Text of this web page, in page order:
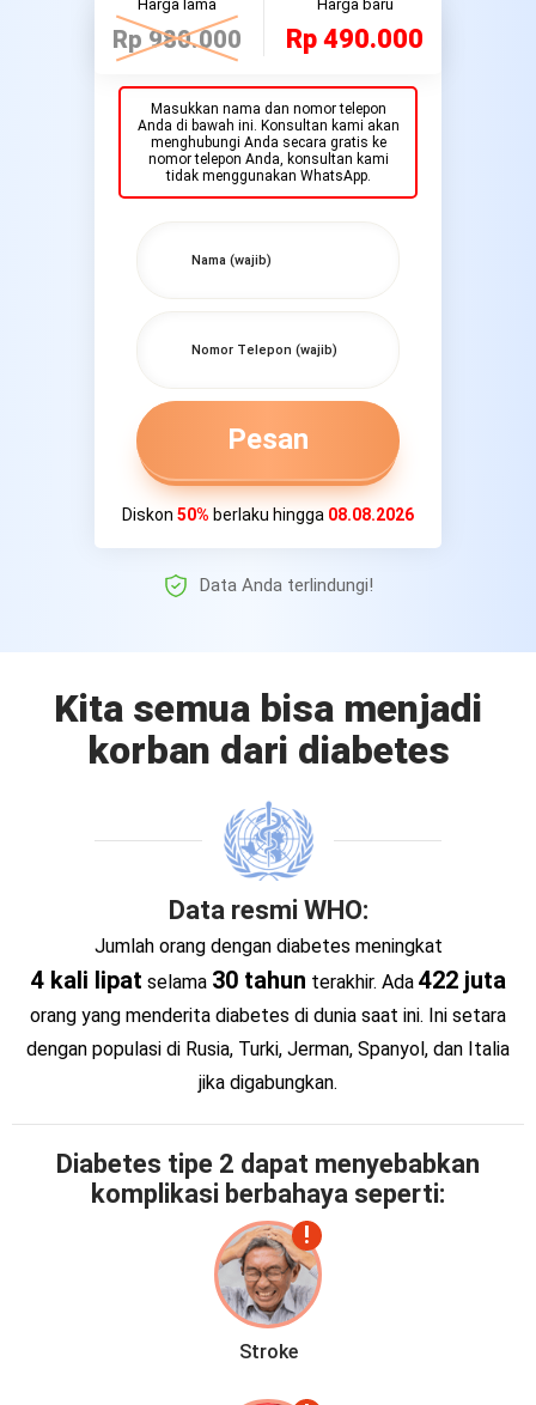
Harga lama
Rp 980.000
Harga baru
Rp 490.000
Masukkan nama dan nomor telepon
Anda di bawah ini. Konsultan kami akan
menghubungi Anda secara gratis ke
nomor telepon Anda, konsultan kami
tidak menggunakan WhatsApp.
Pesan
Diskon 50% berlaku hingga 08.08.2026
Data Anda terlindungi!
Kita semua bisa menjadi
korban dari diabetes
Data resmi WHO:
Jumlah orang dengan diabetes meningkat
4 kali lipat selama 30 tahun terakhir. Ada 422 juta
orang yang menderita diabetes di dunia saat ini. Ini setara
dengan populasi di Rusia, Turki, Jerman, Spanyol, dan Italia
jika digabungkan.
Diabetes tipe 2 dapat menyebabkan
komplikasi berbahaya seperti:
Stroke